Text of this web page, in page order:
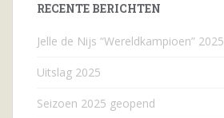
RECENTE BERICHTEN
Jelle de Nijs “Wereldkampioen” 2025
Uitslag 2025
Seizoen 2025 geopend